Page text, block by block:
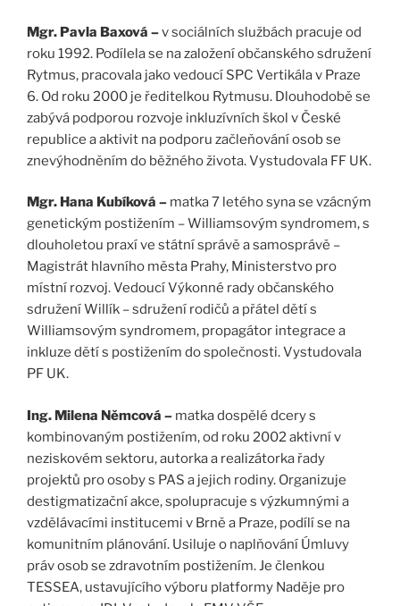
Mgr. Pavla Baxová –v sociálních službách pracuje od
roku 1992. Podílela se na založení občanského sdružení
Rytmus, pracovala jako vedoucí SPC Vertikála v Praze
6. Od roku 2000 je ředitelkou Rytmusu. Dlouhodobě se
zabývá podporou rozvoje inkluzívních škol v České
republice a aktivit na podporu začleňování osob se
znevýhodněním do běžného života. Vystudovala FF UK.
Mgr. Hana Kubíková – matka 7 letého syna se vzácným
genetickým postižením – Williamsovým syndromem, s
dlouholetou praxí ve státní správě a samosprávě –
Magistrát hlavního města Prahy, Ministerstvo pro
místní rozvoj. Vedoucí Výkonné rady občanského
sdružení Willík – sdružení rodičů a přátel dětí s
Williamsovým syndromem, propagátor integrace a
inkluze dětí s postižením do společnosti. Vystudovala
PF UK.
Ing. Milena Němcová – matka dospělé dcery s
kombinovaným postižením, od roku 2002 aktivní v
neziskovém sektoru, autorka a realizátorka řady
projektů pro osoby s PAS a jejich rodiny. Organizuje
destigmatizační akce, spolupracuje s výzkumnými a
vzdělávacími institucemi v Brně a Praze, podílí se na
komunitním plánování. Usiluje o naplňování Úmluvy
práv osob se zdravotním postižením. Je členkou
TESSEA, ustavujícího výboru platformy Naděje pro